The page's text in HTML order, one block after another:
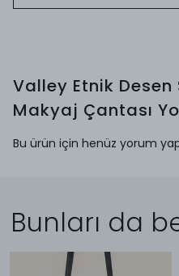
Valley Etnik Desen
Makyaj Çantası
Bu ürün için henüz yorum
Bunları da